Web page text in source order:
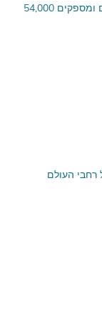
54,000 הפרחים שלנו הנמצאים ב-135 מדינות מרכיבים ומספקים